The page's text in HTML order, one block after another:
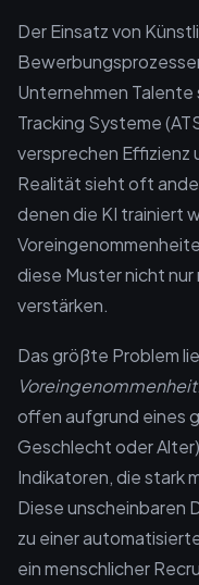
Der Einsatz von
Unternehmen
Tracking Systeme
versprechen
Realität sieht oft
denen die KI trainiert
diese Muster nicht
verstärken.
Das größte Problem
Voreingenommenheit
offen aufgrund eines
Geschlecht oder
Indikatoren, die stark
Diese unscheinbaren
zu einer
ein menschlicher